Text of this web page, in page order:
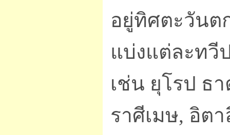
อยู่ทิศตะวันต
แบ่งแต่ละทวี
เช่น ยุโรป ธ
ราศีเมษ, อิต